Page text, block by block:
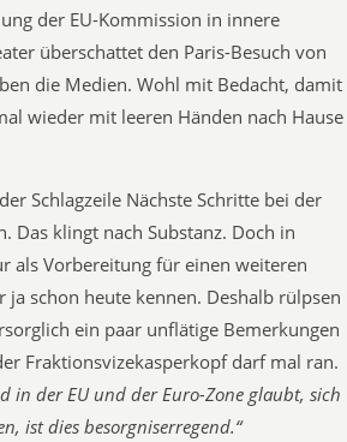
der EU-Kommission in innere
überschattet den Paris-Besuch von
die Medien. Wohl mit Bedacht, damit
wieder mit leeren Händen nach Hause
Schlagzeile Nächste Schritte bei der
Das klingt nach Substanz. Doch in
als Vorbereitung für einen weiteren
ja schon heute kennen. Deshalb rülpsen
ein paar unflätige Bemerkungen
Fraktionsvizekasperkopf darf mal ran.
in der EU und der Euro-Zone glaubt, sich
ist dies besorgniserregend.“